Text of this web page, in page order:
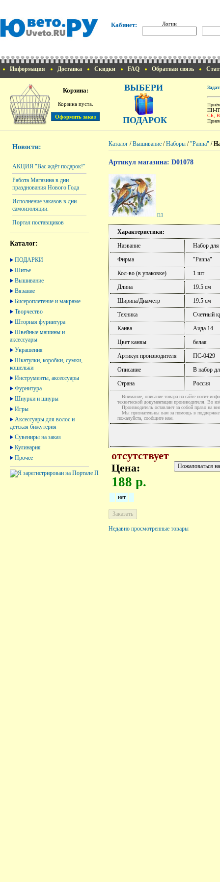
Кабинет: Логин
Информация Доставка Скидки FAQ Обратная связь
Корзина:
Корзина пуста.
ВЫБЕРИ
ПОДАРОК
ПН-
СБ,
Новости:
АКЦИЯ "Вас ждёт подарок!"
Работа Магазина в дни
празднования Нового Года
Исполнение заказов в дни
самоизоляции.
Портал поставщиков
Каталог:
ПОДАРКИ
Шитье
Вышивание
Вязание
Бисероплетение и макраме
Творчество
Шторная фурнитура
Швейные машины и
аксессуары
Украшения
Шкатулки, коробки, сумки,
кошельки
Инструменты, аксессуары
Фурнитура
Шнурки и шнуры
Игры
Аксессуары для волос и
детская бижутерия
Сувениры на заказ
Кулинария
Прочее
Каталог /Вышивание /Наборы /"Panna" /
Артикул магазина: D01078
[1]
Характеристики:
Название
Набор
Фирма
"Panna"
Кол-во (в упаковке)
1 шт
Длина
19.5 см
Ширина/Диаметр
19.5 см
Техника
Счетный
Канва
Аида 14
Цвет канвы
белая
Артикул производителя
ПС-0429
Описание
В набор
Страна
Россия
Внимание, описание товара на сайте носит
технической документации производителя. Во
Производитель оставляет за собой право на
Мы признательны вам за помощь в поддержке
пожалуйста, сообщите нам.
отсутствует
Цена:
188 р.
нет
Недавно просмотренные товары